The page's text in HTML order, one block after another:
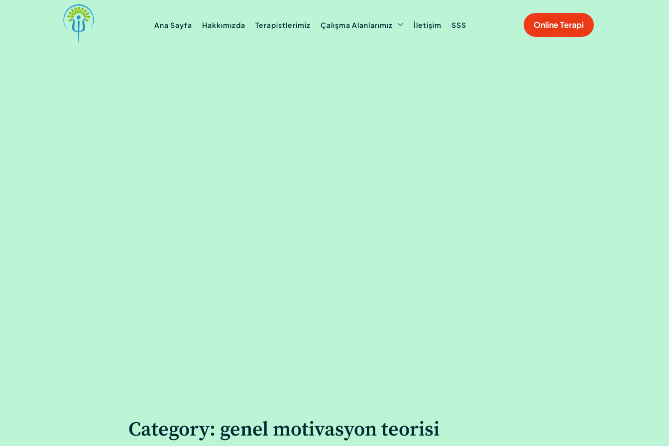
Ana Sayfa Hakkımızda Terapistlerimiz Çalışma Alanlarımız İletişim SSS Online Terapi
Category: genel motivasyon teorisi